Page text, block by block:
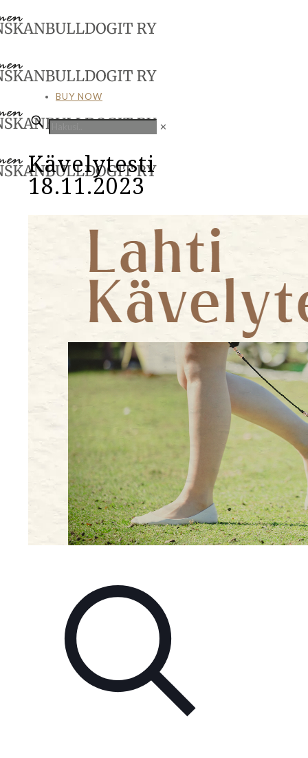
BUY NOW
✕
Kävelytesti
18.11.2023